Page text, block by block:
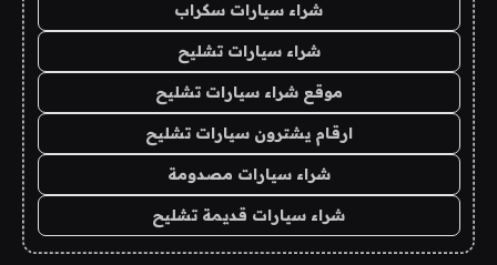
شراء سيارات سكراب
شراء سيارات تشليح
موقع شراء سيارات تشليح
ارقام يشترون سيارات تشليح
شراء سيارات مصدومة
شراء سيارات قديمة تشليح